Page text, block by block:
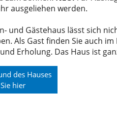
ausgeliehen werden.
und Gästehaus lässt sich
Als Gast finden Sie auch
Erholung. Das Haus ist
des Hauses
hier